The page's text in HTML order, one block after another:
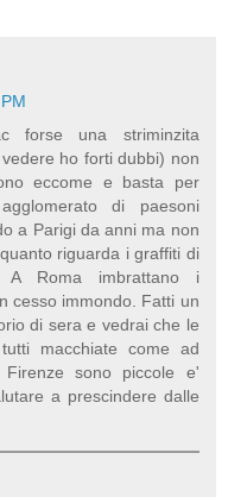
forse una striminzita
ho forti dubbi) non
eccome e basta per
di paesoni
a Parigi da anni ma non
riguarda i graffiti di
A Roma imbrattano i
cesso immondo. Fatti un
di sera e vedrai che le
macchiate come ad
sono piccole e'
a prescindere dalle